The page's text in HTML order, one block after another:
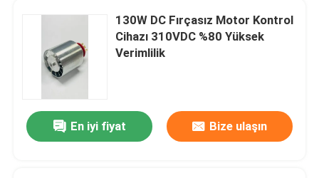
130W DC Fırçasız Motor Kontrol
Cihazı 310VDC %80 Yüksek
Verimlilik
En iyi fiyat Bize ulaşın